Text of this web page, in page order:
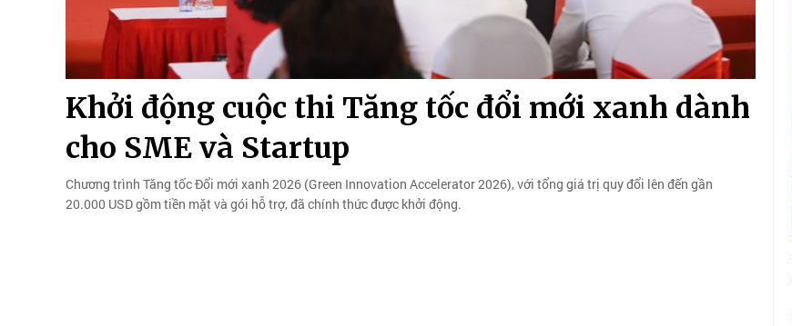
Khởi động cuộc thi Tăng tốc đổi mới xanh dành
cho SME và Startup
Chương trình Tăng tốc Đổi mới xanh 2026 (Green Innovation Accelerator 2026), với tổng giá trị quy đổi lên đến gần
20.000 USD gồm tiền mặt và gói hỗ trợ, đã chính thức được khởi động.